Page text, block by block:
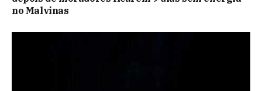
no Malvinas